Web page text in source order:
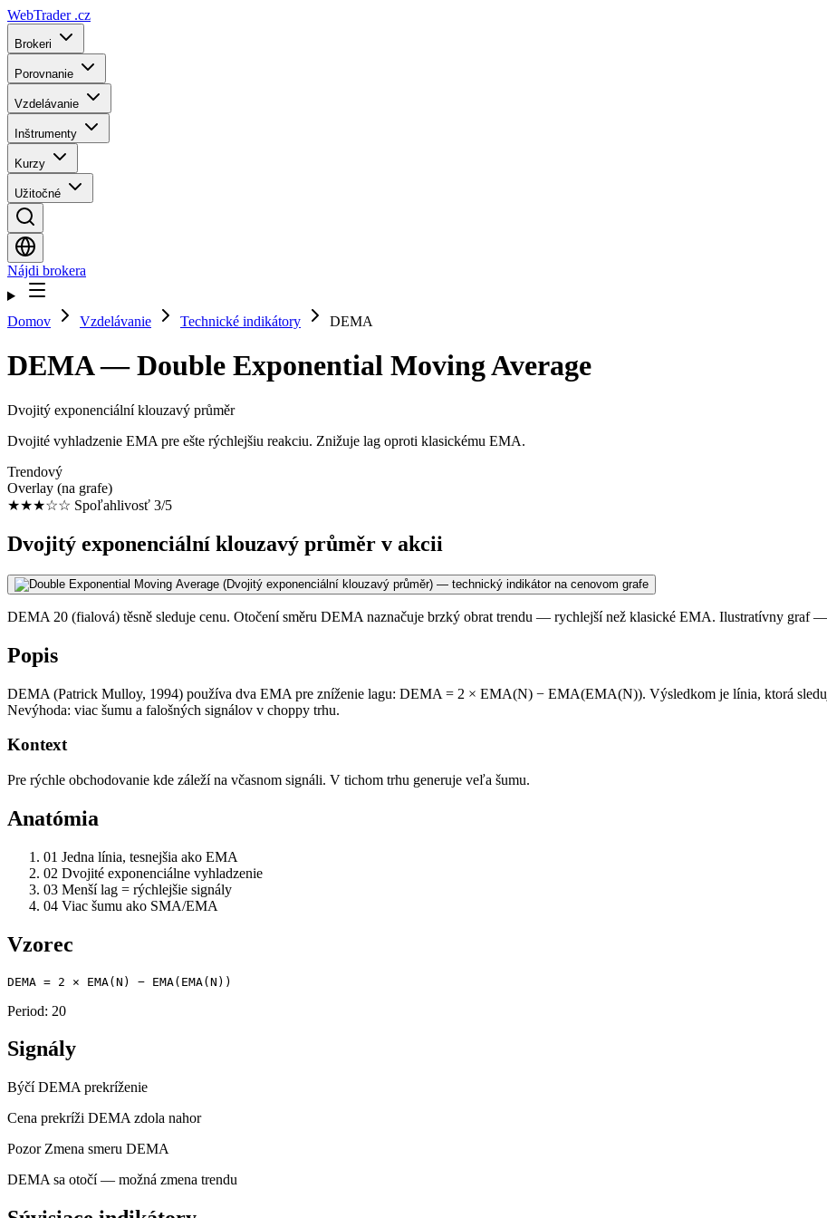
WebTrader .cz
Brokeri
Porovnanie
Vzdelávanie
Inštrumenty
Kurzy
Užitočné
Nájdi brokera
Domov Vzdelávanie Technické indikátory DEMA
DEMA — Double Exponential Moving Average
Dvojitý exponenciální klouzavý průměr
Dvojité vyhladzenie EMA pre ešte rýchlejšiu reakciu. Znižuje lag oproti klasickému EMA.
Trendový
Overlay (na grafe)
★★★☆☆ Spoľahlivosť 3/5
Dvojitý exponenciální klouzavý průměr v akcii
DEMA 20 (fialová) těsně sleduje cenu. Otočení směru DEMA naznačuje brzký obrat trendu — rychlejší než klasické EMA. Ilustratívny graf
Popis
DEMA (Patrick Mulloy, 1994) používa dva EMA pre zníženie lagu: DEMA = 2 × EMA(N) − EMA(EMA(N)). Výsledkom je línia, ktorá
Nevýhoda: viac šumu a falošných signálov v choppy trhu.
Kontext
Pre rýchle obchodovanie kde záleží na včasnom signáli. V tichom trhu generuje veľa šumu.
Anatómia
01 Jedna línia, tesnejšia ako EMA
02 Dvojité exponenciálne vyhladzenie
03 Menší lag = rýchlejšie signály
04 Viac šumu ako SMA/EMA
Vzorec
DEMA = 2 × EMA(N) − EMA(EMA(N))
Period: 20
Signály
BýčíDEMA prekríženie
Cena prekríži DEMA zdola nahor
Pozor Zmena smeru DEMA
DEMA sa otočí — možná zmena trendu